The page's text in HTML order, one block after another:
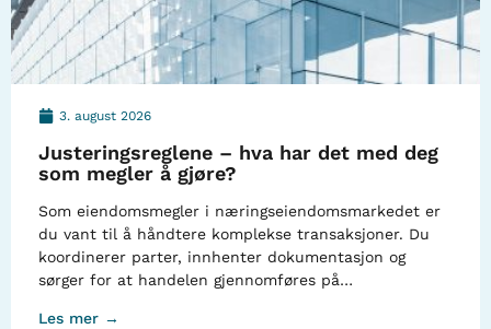
3. august 2026
Justeringsreglene – hva har det med deg
som megler å gjøre?
Som eiendomsmegler i næringseiendomsmarkedet er
du vant til å håndtere komplekse transaksjoner. Du
koordinerer parter, innhenter dokumentasjon og
sørger for at handelen gjennomføres på…
Les mer →